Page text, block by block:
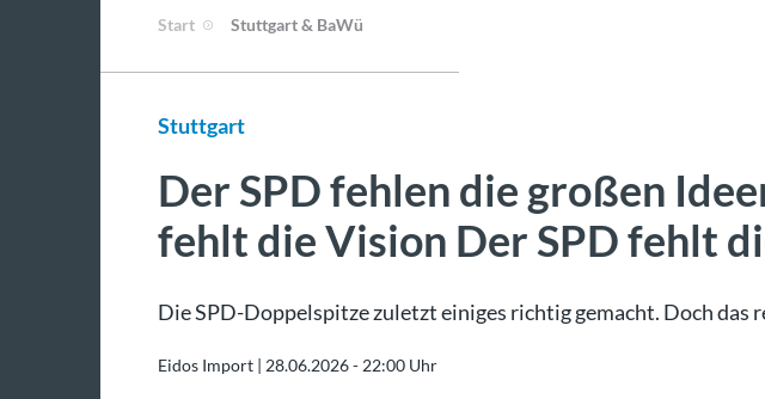
Start Stuttgart & BaWü
Stuttgart
Der SPD fehlen die großen
fehlt die Vision Der SPD fehlt
Die SPD-Doppelspitze zuletzt einiges richtig gemacht. Doch das
Eidos Import | 28.06.2026 - 22:00 Uhr